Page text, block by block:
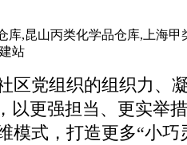
区党组织的组织力、
以更强担当、更实举
模式，打造更多“小巧